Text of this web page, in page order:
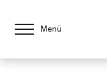
Menü